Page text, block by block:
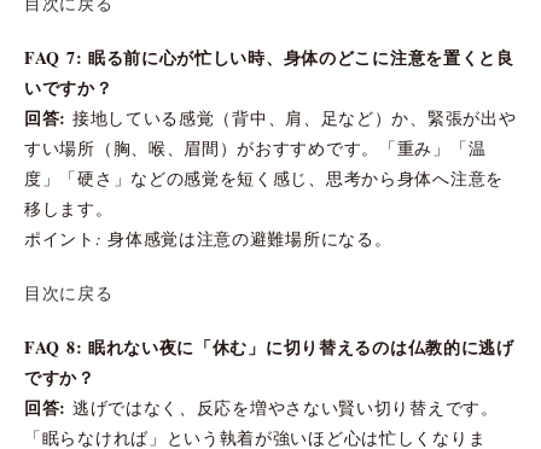
FAQ 7: 眠る前に心が忙しい時、身体のどこに注意を置くと良
いですか？
回答: 接地している感覚（背中、肩、足など）か、緊張が出や
すい場所（胸、喉、眉間）がおすすめです。「重み」「温
度」「硬さ」などの感覚を短く感じ、思考から身体へ注意を
移します。
ポイント: 身体感覚は注意の避難場所になる。
目次に戻る
FAQ 8: 眠れない夜に「休む」に切り替えるのは仏教的に逃げ
ですか？
回答: 逃げではなく、反応を増やさない賢い切り替えです。
「眠らなければ」という執着が強いほど心は忙しくなりま